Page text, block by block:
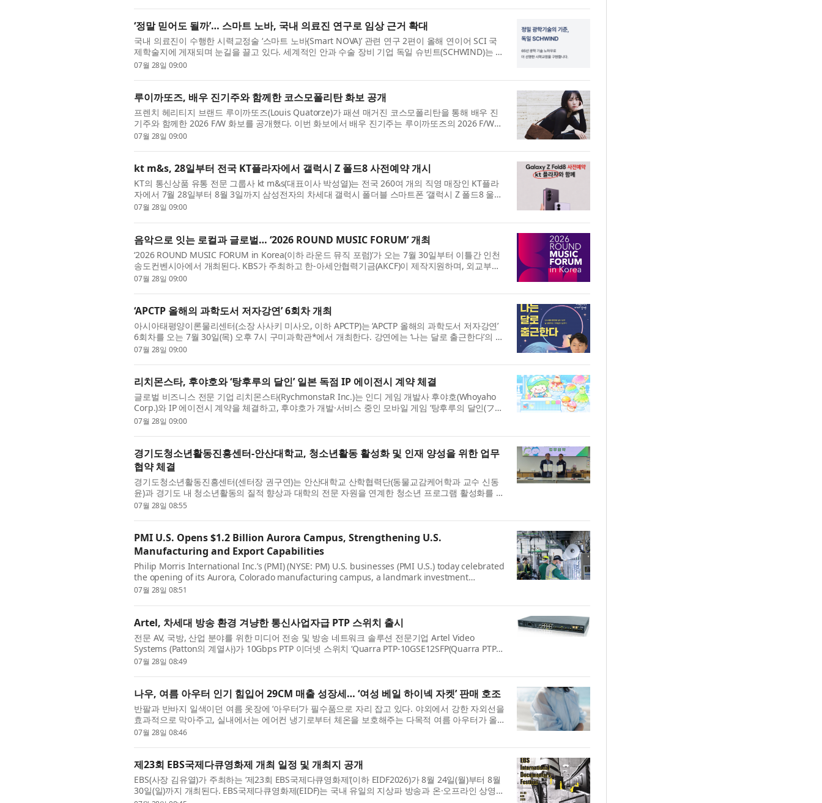
‘정말 믿어도 될까’… 스마트 노바, 국내 의료진 연구로 임상 근거 확대
국내 의료진이 수행한 시력교정술 ‘스마트 노바(Smart NOVA)’ 관련 연구 2편이 올해 연이어 SCI 국
제학술지에 게재되며 눈길을 끌고 있다. 세계적인 안과 수술 장비 기업 독일 슈빈트(SCHWIND)는 자
사의 아토스(ATOS) 장비를 기반으로 하는 스마트 노바 기술과 관련...
07월 28일 09:00
루이까또즈, 배우 진기주와 함께한 코스모폴리탄 화보 공개
프렌치 헤리티지 브랜드 루이까또즈(Louis Quatorze)가 패션 매거진 코스모폴리탄을 통해 배우 진
기주와 함께한 2026 F/W 화보를 공개했다. 이번 화보에서 배우 진기주는 루이까또즈의 2026 F/W
대표 컬렉션인 ‘엘퀼팅(L-Quilting) 컬렉션’을 착용하며 브랜드가 추구...
07월 28일 09:00
kt m&s, 28일부터 전국 KT플라자에서 갤럭시 Z 폴드8 사전예약 개시
KT의 통신상품 유통 전문 그룹사 kt m&s(대표이사 박성열)는 전국 260여 개의 직영 매장인 KT플라
자에서 7월 28일부터 8월 3일까지 삼성전자의 차세대 갤럭시 폴더블 스마트폰 ‘갤럭시 Z 폴드8 울트
라·폴드8·플립8’의 사전예약을 진행한다고 밝혔다. 이번 갤럭시 Z ...
07월 28일 09:00
음악으로 잇는 로컬과 글로벌… ‘2026 ROUND MUSIC FORUM’ 개최
‘2026 ROUND MUSIC FORUM in Korea(이하 라운드 뮤직 포럼)’가 오는 7월 30일부터 이틀간 인천
송도컨벤시아에서 개최된다. KBS가 주최하고 한-아세안협력기금(AKCF)이 제작지원하며, 외교부와
아세안(ASEAN) 사무국이 후원하는 이번 포럼은 ‘Local to Global Stage:...
07월 28일 09:00
‘APCTP 올해의 과학도서 저자강연’ 6회차 개최
아시아태평양이론물리센터(소장 사사키 미사오, 이하 APCTP)는 ‘APCTP 올해의 과학도서 저자강연’
6회차를 오는 7월 30일(목) 오후 7시 구미과학관*에서 개최한다. 강연에는 ‘나는 달로 출근한다’의 저
자 정민섭 박사(한국천문연구원)가 연사로 나선다. ※ 장소: 경북...
07월 28일 09:00
리치몬스타, 후야호와 ‘탕후루의 달인’ 일본 독점 IP 에이전시 계약 체결
글로벌 비즈니스 전문 기업 리치몬스타(RychmonstaR Inc.)는 인디 게임 개발사 후야호(Whoyaho
Corp.)와 IP 에이전시 계약을 체결하고, 후야호가 개발·서비스 중인 모바일 게임 ‘탕후루의 달인(フル
ーツ飴の達人)’ 및 그 캐릭터 IP에 대한 일본 내 독점 에이전시 권...
07월 28일 09:00
경기도청소년활동진흥센터-안산대학교, 청소년활동 활성화 및 인재 양성을 위한 업무
협약 체결
경기도청소년활동진흥센터(센터장 권구연)는 안산대학교 산학협력단(동물교감케어학과 교수 신동
윤)과 경기도 내 청소년활동의 질적 향상과 대학의 전문 자원을 연계한 청소년 프로그램 활성화를 위
해 업무협약(MOU)을 체결했다고 밝혔다. 이번 협약은 청소년들에게 ...
07월 28일 08:55
PMI U.S. Opens $1.2 Billion Aurora Campus, Strengthening U.S.
Manufacturing and Export Capabilities
Philip Morris International Inc.’s (PMI) (NYSE: PM) U.S. businesses (PMI U.S.) today celebrated
the opening of its Aurora, Colorado manufacturing campus, a landmark investment
representing total capital expenditures of $1.2 billion from 2024-2028....
07월 28일 08:51
Artel, 차세대 방송 환경 겨냥한 통신사업자급 PTP 스위치 출시
전문 AV, 국방, 산업 분야를 위한 미디어 전송 및 방송 네트워크 솔루션 전문기업 Artel Video
Systems (Patton의 계열사)가 10Gbps PTP 이더넷 스위치 ‘Quarra PTP-10GSE12SFP(Quarra PTP-
10GSE12SFP 10 Gbps PTP Ethernet Switch )’의 사전 예약 판매를 시작한다고...
07월 28일 08:49
나우, 여름 아우터 인기 힘입어 29CM 매출 성장세… ‘여성 베일 하이넥 자켓’ 판매 호조
반팔과 반바지 일색이던 여름 옷장에 ‘아우터’가 필수품으로 자리 잡고 있다. 야외에서 강한 자외선을
효과적으로 막아주고, 실내에서는 에어컨 냉기로부터 체온을 보호해주는 다목적 여름 아우터가 올
시즌 가장 주목받는 패션 아이템으로 떠오른 것이다. 실제로 온...
07월 28일 08:46
제23회 EBS국제다큐영화제 개최 일정 및 개최지 공개
EBS(사장 김유열)가 주최하는 ‘제23회 EBS국제다큐영화제’(이하 EIDF2026)가 8월 24일(월)부터 8월
30일(일)까지 개최된다. EBS국제다큐영화제(EIDF)는 국내 유일의 지상파 방송과 온·오프라인 상영이